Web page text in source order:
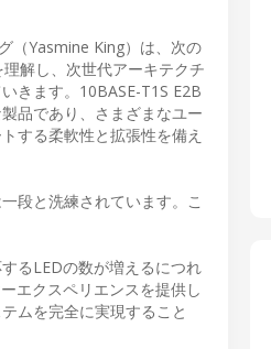
（Yasmine King）は、次の
解し、次世代アーキテクチ
きます。10BASE-T1S E2B
品であり、さまざまなユー
する柔軟性と拡張性を備え
段と洗練されています。こ
るLEDの数が増えるにつれ
エクスペリエンスを提供し
ムを完全に実現すること